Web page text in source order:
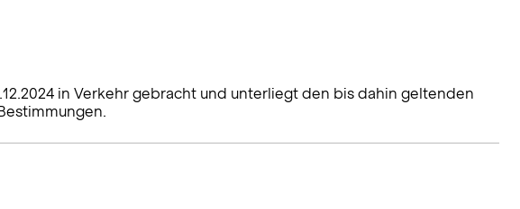
in Verkehr gebracht und unterliegt den bis dahin geltenden